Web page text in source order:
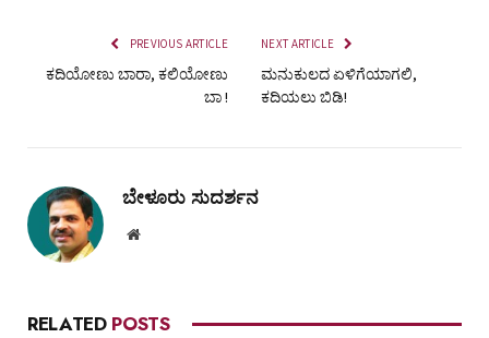
PREVIOUS ARTICLE
ಕದಿಯೋಣು ಬಾರಾ, ಕಲಿಯೋಣು
ಬಾ !
NEXT ARTICLE
ಮನುಕುಲದ ಏಳಿಗೆಯಾಗಲಿ,
ಕದಿಯಲು ಬಿಡಿ!
ಬೇಳೂರು ಸುದರ್ಶನ
Website
RELATED POSTS